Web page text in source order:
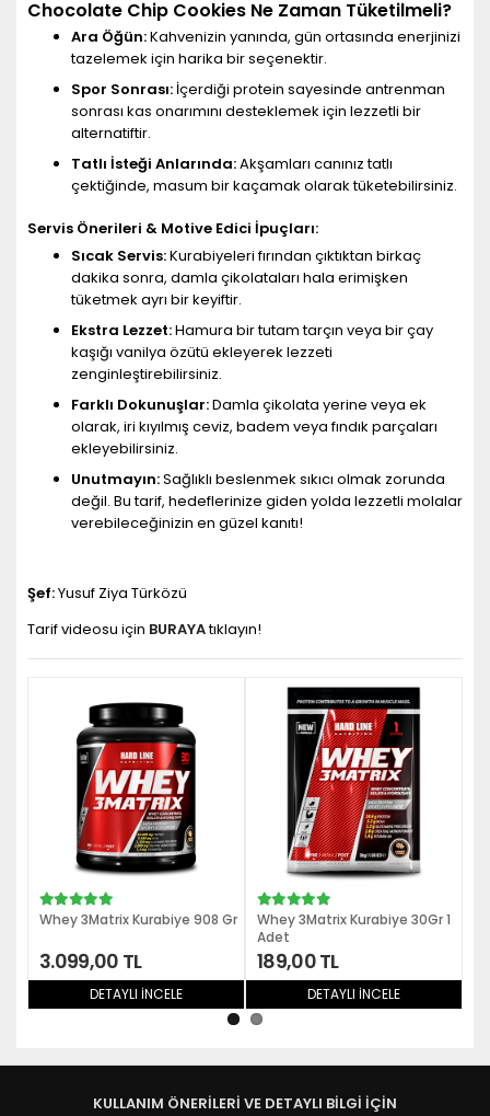
Chocolate Chip Cookies Ne Zaman Tüketilmeli?
Ara Öğün:Kahvenizin yanında, gün ortasında enerjinizi
tazelemek için harika bir seçenektir.
Spor Sonrası: İçerdiği protein sayesinde antrenman
sonrası kas onarımını desteklemek için lezzetli bir
alternatiftir.
Tatlı İsteği Anlarında:Akşamları canınız tatlı
çektiğinde, masum bir kaçamak olarak tüketebilirsiniz.
Servis Önerileri & Motive Edici İpuçları:
Sıcak Servis:Kurabiyeleri fırından çıktıktan birkaç
dakika sonra, damla çikolataları hala erimişken
tüketmek ayrı bir keyiftir.
Ekstra Lezzet:Hamura bir tutam tarçın veya bir çay
kaşığı vanilya özütü ekleyerek lezzeti
zenginleştirebilirsiniz.
Farklı Dokunuşlar:Damla çikolata yerine veya ek
olarak, iri kıyılmış ceviz, badem veya fındık parçaları
ekleyebilirsiniz.
Unutmayın:Sağlıklı beslenmek sıkıcı olmak zorunda
değil. Bu tarif, hedeflerinize giden yolda lezzetli molalar
verebileceğinizin en güzel kanıtı!
Şef:Yusuf Ziya Türközü
Tarif videosu için BURAYAtıklayın!
Whey 3Matrix Kurabiye 908 Gr
3.099,00 TL
DETAYLI İNCELE
Whey 3Matrix Kurabiye 30Gr 1
Adet
189,00 TL
DETAYLI İNCELE
KULLANIM ÖNERİLERİ VE DETAYLI BİLGİ İÇİN